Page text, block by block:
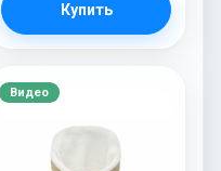
Купить
Видео